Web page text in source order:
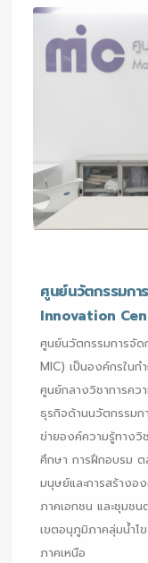
ศูนย์นวัตกรรมกา
Innovation
ศูนย์นวัตกรรมการจั
MIC) เป็นองค์กรใน
ศูนย์กลางวิชาการคว
ธุรกิจด้านนวัตกรรมก
ข่ายองค์ความรู้ทางวิ
ศึกษา การฝึกอบรม
มนุษย์และการสร้างอ
ภาคเอกชน และชุมช
เขตอนุภูมิภาคลุ่มน้ำ
ภาคเหนือ